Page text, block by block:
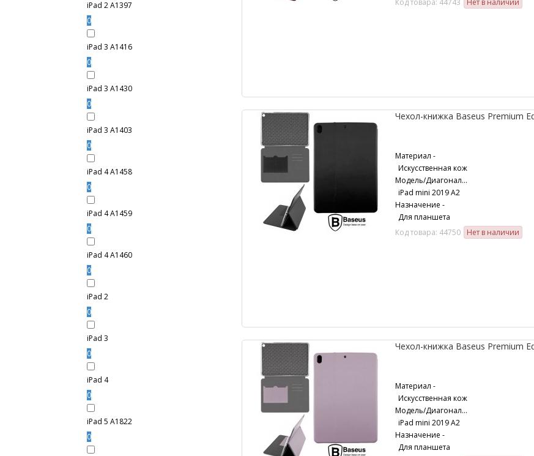
iPad 2 A1397
0
iPad 3 A1416
0
iPad 3 A1430
0
iPad 3 A1403
0
iPad 4 A1458
0
iPad 4 A1459
0
iPad 4 A1460
0
iPad 2
0
iPad 3
0
iPad 4
0
iPad 5 A1822
0
Код товара: 44743
Нет в наличии
Чехол-книжка Baseus Premium
Материал -
Искусственная кож
Модель/Диагональ -
iPad mini 2019 A2
Назначение -
Для планшета
Код товара: 44750
Нет в наличии
Чехол-книжка Baseus Premium
Материал -
Искусственная кож
Модель/Диагональ -
iPad mini 2019 A2
Назначение -
Для планшета